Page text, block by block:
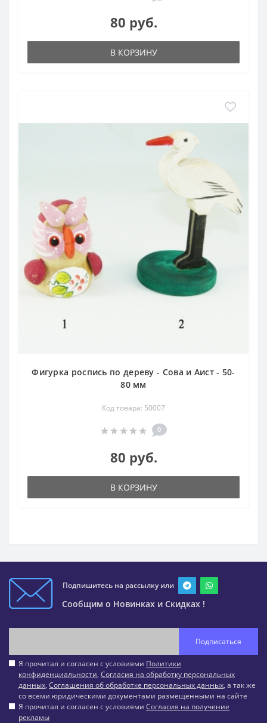
80 руб.
В КОРЗИНУ
Фигурка роспись по дереву - Сова и Аист - 50-
80 мм
Код товара: 50007
0
80 руб.
В КОРЗИНУ
Подпишитесь на рассылку или
Сообщим о Новинках и Скидках !
Подписаться
Я прочитал и согласен с условиями Политики
конфиденциальности, Согласия на обработку персональных
данных, Соглашения об обработке персональных данных, а так же
со всеми юридическими документами размещенными на сайте
Я прочитал и согласен с условиями Согласия на получение
рекламы